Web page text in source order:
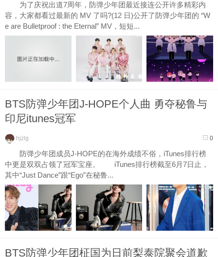
为了庆祝出道7周年，防弹少年团最近接连公开许多精彩内
容，大家都看过最新的 MV 了吗?(12 日)公开了防弹少年团的 “W
e are Bulletproof : the Eternal” MV，短短...
BTS防弹少年团J-HOPE个人曲 勇夺秘鲁与
印尼itunes冠军
0
hjzlg
防弹少年团成员J-HOPE的在海外成绩不俗，iTunes排行榜
中更是双双占领了冠军宝座。 iTunes排行榜截至6月7日止，
其中“Just Dance”跟“Ego”在秘鲁...
BTS防弹少年团柾国为日前梨泰院聚会道歉